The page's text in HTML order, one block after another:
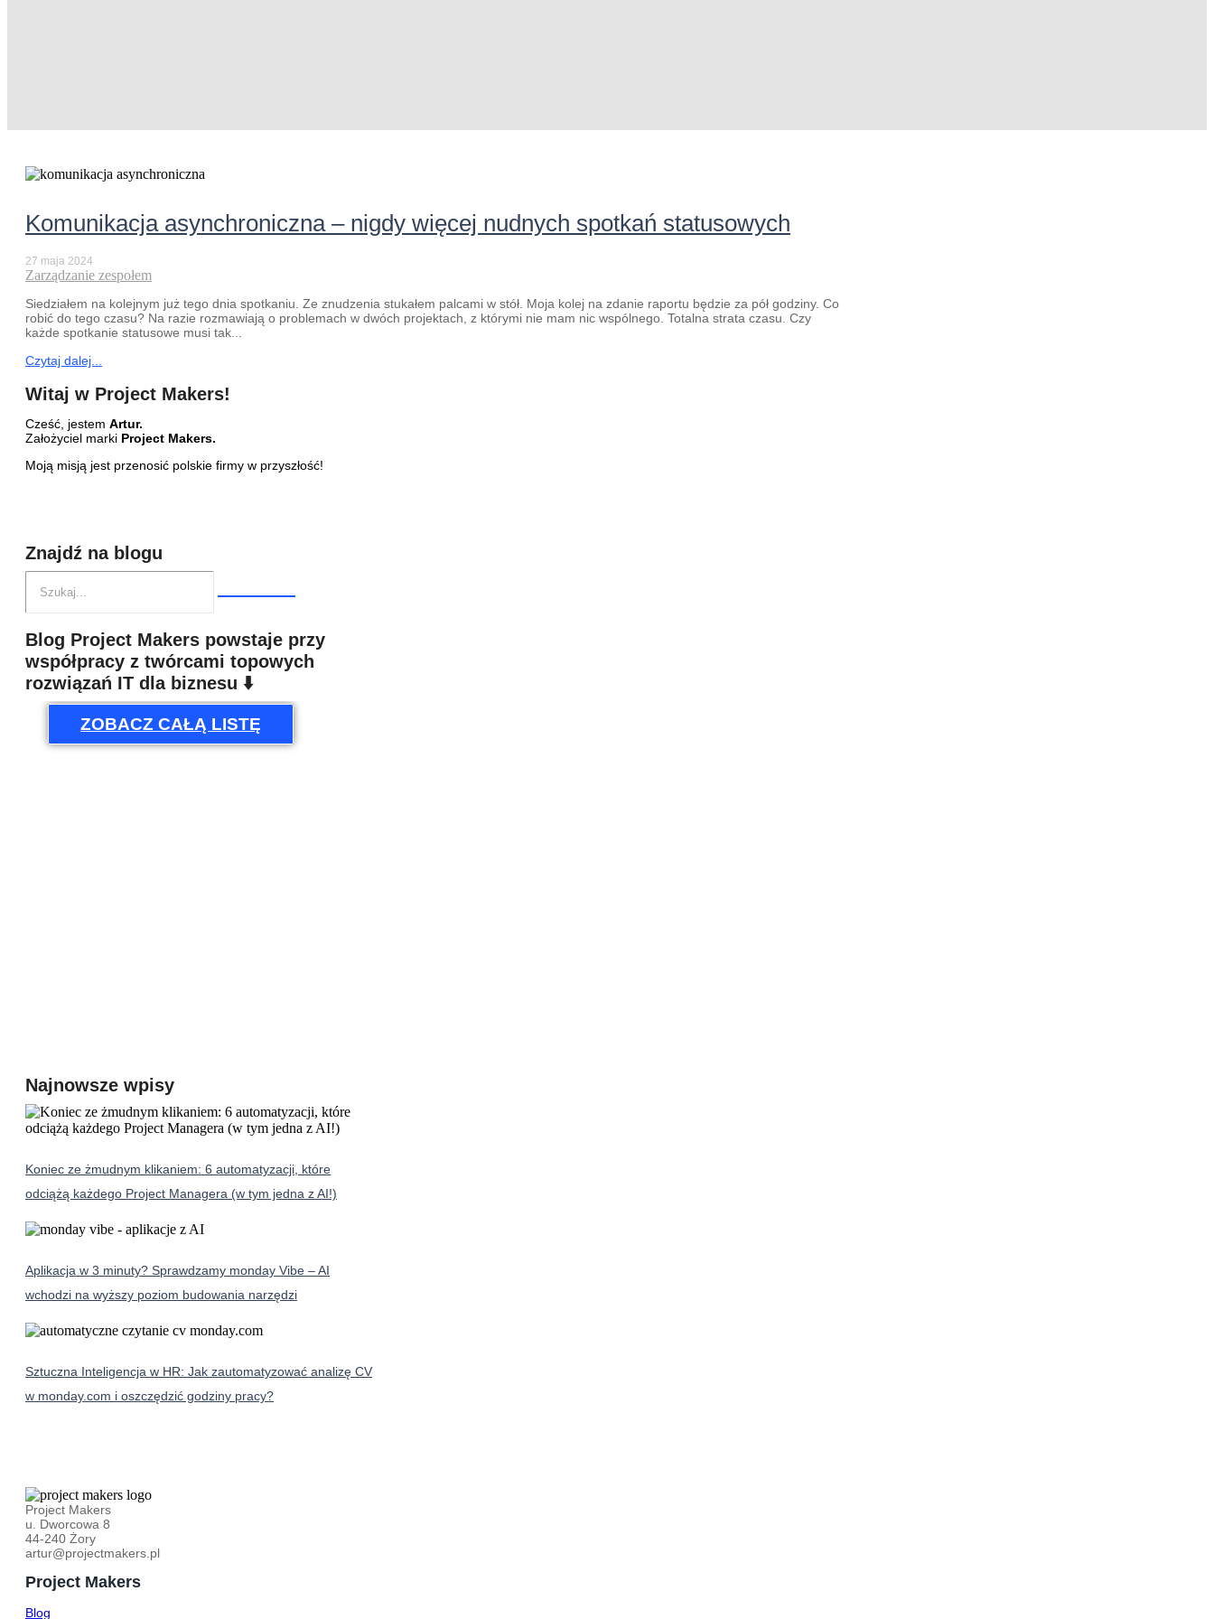
Komunikacja asynchroniczna – nigdy więcej nudnych spotkań statusowych
27 maja 2024
Zarządzanie zespołem
Siedziałem na kolejnym już tego dnia spotkaniu. Ze znudzenia stukałem palcami w stół. Moja kolej na zdanie raportu będzie za pół godziny. Co
robić do tego czasu? Na razie rozmawiają o problemach w dwóch projektach, z którymi nie mam nic wspólnego. Totalna strata czasu. Czy
każde spotkanie statusowe musi tak...
Czytaj dalej...
Witaj w Project Makers!
Cześć, jestem Artur.
Założyciel marki Project Makers.
Moją misją jest przenosić polskie firmy w przyszłość!
Znajdź na blogu
Blog Project Makers powstaje przy
współpracy z twórcami topowych
rozwiązań IT dla biznesu ⬇️
ZOBACZ CAŁĄ LISTĘ
Najnowsze wpisy
Koniec ze żmudnym klikaniem: 6 automatyzacji, które
odciążą każdego Project Managera (w tym jedna z AI!)
Aplikacja w 3 minuty? Sprawdzamy monday Vibe – AI
wchodzi na wyższy poziom budowania narzędzi
Sztuczna Inteligencja w HR: Jak zautomatyzować analizę CV
w monday.com i oszczędzić godziny pracy?
Project Makers
u. Dworcowa 8
44-240 Żory
artur@projectmakers.pl
Project Makers
Blog